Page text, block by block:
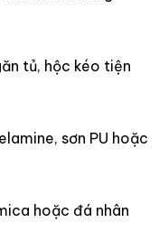
tủ, hộc kéo tiện
sơn PU hoặc
hoặc đá nhân